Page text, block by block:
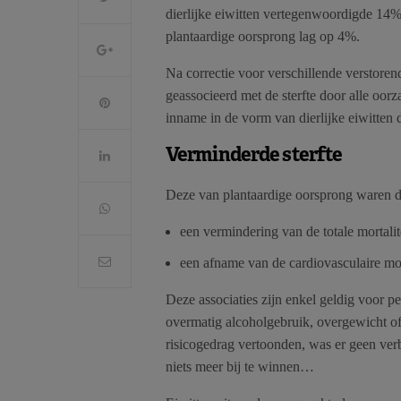
dierlijke eiwitten vertegenwoordigde
plantaardige oorsprong lag op 4%.
Na correctie voor verschillende
geassocieerd met de sterfte door alle
inname in de vorm van dierlijke eiwitten
Verminderde sterfte
Deze van plantaardige oorsprong waren
een vermindering van de totale
een afname van de cardiovasculaire
Deze associaties zijn enkel geldig voor
overmatig alcoholgebruik, overgewicht
risicogedrag vertoonden, was er geen
niets meer bij te winnen…